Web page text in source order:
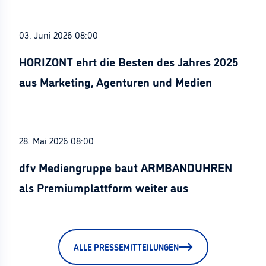
03. Juni 2026 08:00
HORIZONT ehrt die Besten des Jahres 2025
aus Marketing, Agenturen und Medien
28. Mai 2026 08:00
dfv Mediengruppe baut ARMBANDUHREN
als Premiumplattform weiter aus
ALLE PRESSEMITTEILUNGEN